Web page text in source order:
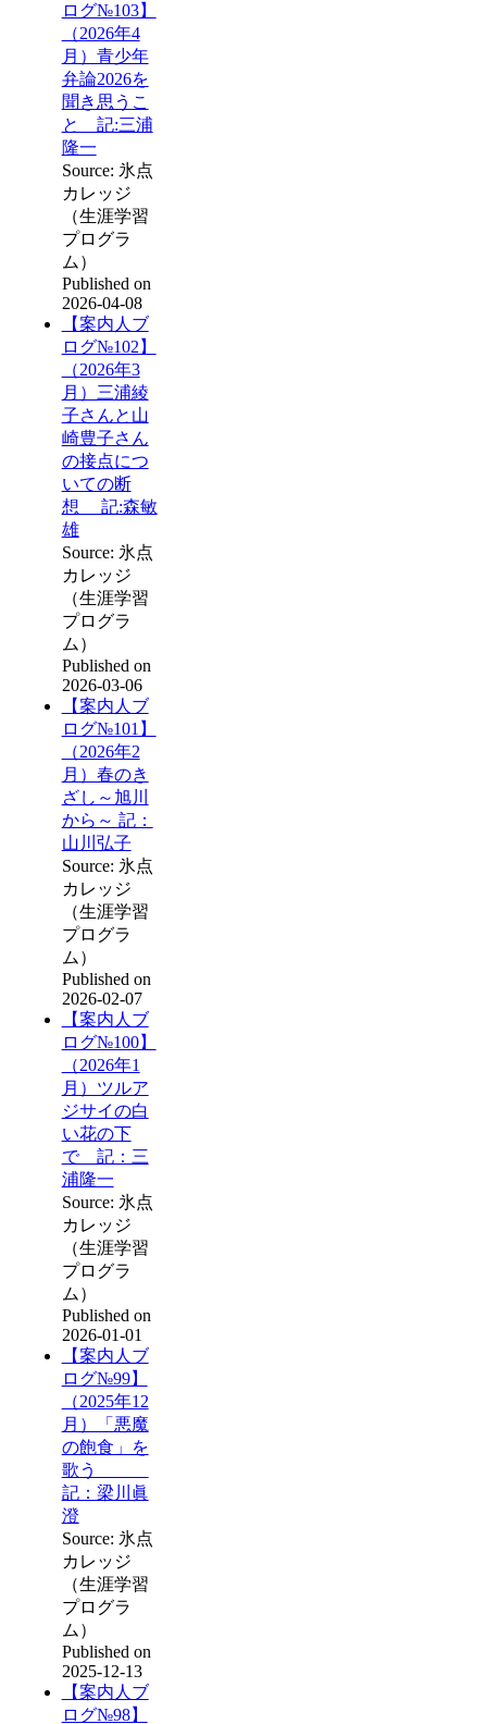
ログ№103】
（2026年4
月）青少年
弁論2026を
聞き思うこ
と 記:三浦
隆一
Source: 氷点
カレッジ
（生涯学習
プログラ
ム）
Published on
2026-04-08
【案内人ブ
ログ№102】
（2026年3
月）三浦綾
子さんと山
崎豊子さん
の接点につ
いての断
想 記:森敏
雄
Source: 氷点
カレッジ
（生涯学習
プログラ
ム）
Published on
2026-03-06
【案内人ブ
ログ№101】
（2026年2
月）春のき
ざし～旭川
から～ 記：
山川弘子
Source: 氷点
カレッジ
（生涯学習
プログラ
ム）
Published on
2026-02-07
【案内人ブ
ログ№100】
（2026年1
月）ツルア
ジサイの白
い花の下
で 記：三
浦隆一
Source: 氷点
カレッジ
（生涯学習
プログラ
ム）
Published on
2026-01-01
【案内人ブ
ログ№99】
（2025年12
月）「悪魔
の飽食」を
歌う
記：梁川眞
澄
Source: 氷点
カレッジ
（生涯学習
プログラ
ム）
Published on
2025-12-13
【案内人ブ
ログ№98】